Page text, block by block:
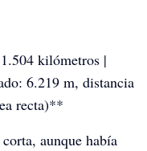
kilómetros |
6.219 m, distancia
recta)**
aunque había